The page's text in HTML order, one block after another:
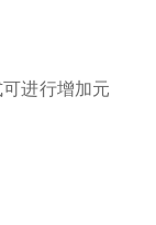
进行增加元